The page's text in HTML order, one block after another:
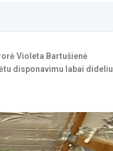
Violeta Bartušienė
disponavimu labai dideliu